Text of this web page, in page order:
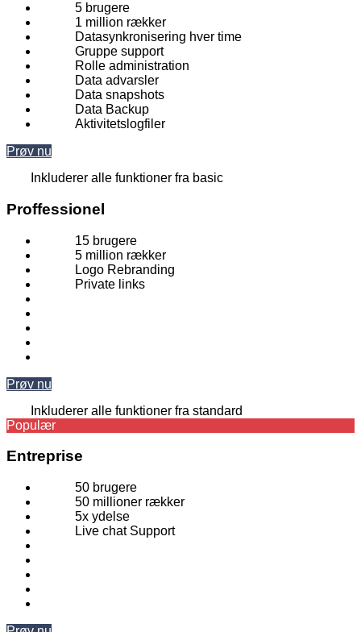
5 brugere
1 million rækker
Datasynkronisering hver time
Gruppe support
Rolle administration
Data advarsler
Data snapshots
Data Backup
Aktivitetslogfiler
Prøv nu
Inkluderer alle funktioner fra basic
Proffessionel
15 brugere
5 million rækker
Logo Rebranding
Private links
Prøv nu
Inkluderer alle funktioner fra standard​
Populær
Entreprise
50 brugere
50 millioner rækker
5x ydelse
Live chat Support